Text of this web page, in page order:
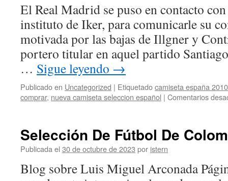
El Real Madrid se puso en contacto
instituto de Iker, para comunicarle su
motivada por las bajas de Illgner y
portero titular en aquel partido
… Sigue leyendo →
Publicado en Uncategorized | Etiquetadocamiseta españa
comprar, nueva camiseta seleccion español | Comentarios
Selección De Fútbol De
Publicada el 30 de octubre de 2023 por istern
Blog sobre Luis Miguel Arconada